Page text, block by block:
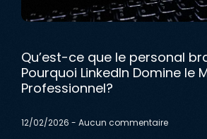
Qu’est-ce que le personal
Pourquoi LinkedIn Domine le
Professionnel?
12/02/2026 Aucun commentaire